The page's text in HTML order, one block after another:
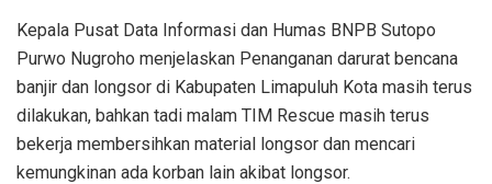
Kepala Pusat Data Informasi dan Humas BNPB Sutopo
Purwo Nugroho menjelaskan Penanganan darurat bencana
banjir dan longsor di Kabupaten Limapuluh Kota masih terus
dilakukan, bahkan tadi malam TIM Rescue masih terus
bekerja membersihkan material longsor dan mencari
kemungkinan ada korban lain akibat longsor.